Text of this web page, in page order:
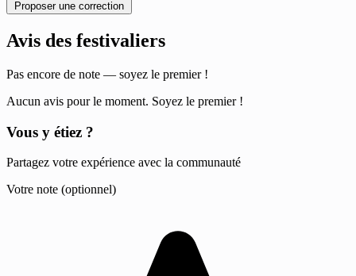
Proposer une correction
Avis des festivaliers
Pas encore de note — soyez le premier !
Aucun avis pour le moment. Soyez le premier !
Vous y étiez ?
Partagez votre expérience avec la communauté
Votre note (optionnel)